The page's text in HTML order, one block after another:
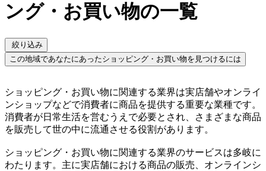
ング・お買い物の一覧
絞り込み
この地域であなたにあったショッピング・お買い物を見つけるには
ショッピング・お買い物に関連する業界は実店舗やオンライ
ンショップなどで消費者に商品を提供する重要な業種です。
消費者が日常生活を営むうえで必要とされ、さまざまな商品
を販売して世の中に流通させる役割があります。
ショッピング・お買い物に関連する業界のサービスは多岐に
わたります。主に実店舗における商品の販売、オンラインシ